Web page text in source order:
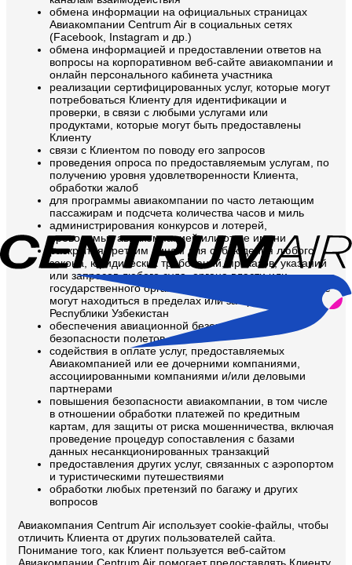
обмена информации на официальных страницах
Авиакомпании Centrum Air в социальных сетях
(Facebook, Instagram и др.)
обмена информацией и предоставлении ответов на
вопросы на корпоративном веб-сайте авиакомпании и
онлайн персонального кабинета участника
реализации сертифицированных услуг, которые могут
потребоваться Клиенту для идентификации и
проверки, в связи с любыми услугами или
продуктами, которые могут быть предоставлены
Клиенту
связи с Клиентом по поводу его запросов
проведения опроса по предоставляемым услугам, по
получению уровня удовлетворенности Клиента,
обработки жалоб
для программы авиакомпании по часто летающим
пассажирам и подсчета количества часов и миль
администрирования конкурсов и лотерей,
проводимых авиакомпанией или от ее имени
раскрытия третьим лицам для соблюдения любого
закона, юридических требований, приказов, указаний
или запросов любого суда, органа власти или
государственного органа любой юрисдикции, которые
могут находиться в пределах или за пределами
Республики Узбекистан
обеспечения авиационной безопасности и
безопасности полетов
содействия в оплате услуг, предоставляемых
Авиакомпанией или ее дочерними компаниями,
ассоциированными компаниями и/или деловыми
партнерами
повышения безопасности авиакомпании, в том числе
в отношении обработки платежей по кредитным
картам, для защиты от риска мошенничества, включая
проведение процедур сопоставления с базами
данных несанкционированных транзакций
предоставления других услуг, связанных с аэропортом
и туристическими путешествиями
обработки любых претензий по багажу и других
вопросов
Авиакомпания Centrum Air использует cookie-файлы, чтобы
отличить Клиента от других пользователей сайта.
Понимание того, как Клиент пользуется веб-сайтом